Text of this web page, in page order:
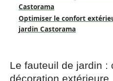
Castorama
Optimiser le confort
jardin Castorama
Le fauteuil de jardin :
décoration extérieure